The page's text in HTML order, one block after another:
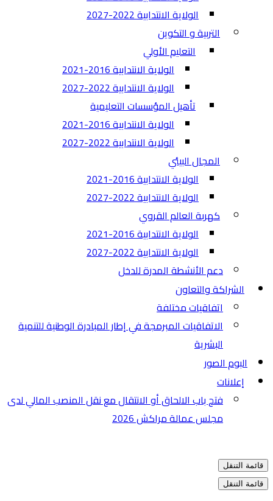
الولاية الانتدابية 2022-2027
التربية و التكوين
التعليم الأولي
الولاية الانتدابية 2016-2021
الولاية الانتدابية 2022-2027
تأهيل المؤسسات التعليمية
الولاية الانتدابية 2016-2021
الولاية الانتدابية 2022-2027
المجال البيئي
الولاية الانتدابية 2016-2021
الولاية الانتدابية 2022-2027
كهربة العالم القروي
الولاية الانتدابية 2016-2021
الولاية الانتدابية 2022-2027
دعم الأنشطة المدرة للدخل
الشراكة والتعاون
اتفاقيات مختلفة​
الاتفاقيات المبرمجة في إطار المبادرة الوطنية للتنمية
البشرية
البوم الصور
إعلانات
فتح باب الالحاق أو الانتقال مع نقل المنصب المالي لدى
مجلس عمالة مراكش 2026
قائمة التنقل
قائمة التنقل